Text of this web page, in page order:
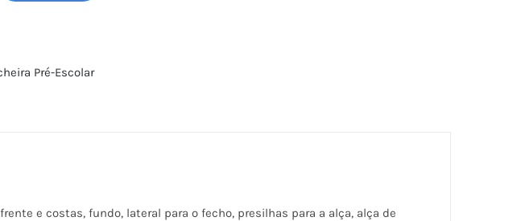
Pré-Escolar
e costas, fundo, lateral para o fecho, presilhas para a alça, alça de